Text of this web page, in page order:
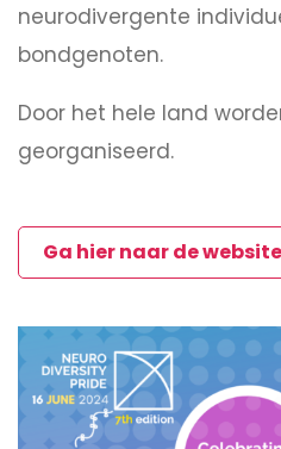
neurodivergente
bondgenoten.
Door het hele land
georganiseerd.
Ga hier naar de website